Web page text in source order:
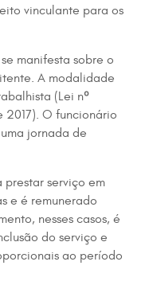
vinculante para os
manifesta sobre o
A modalidade
(Lei nº
2017). O funcionário
jornada de
serviço em
e é remunerado
nesses casos, é
do serviço e
ao período